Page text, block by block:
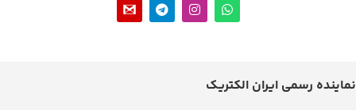
نماینده رسمی ایران الکتریک